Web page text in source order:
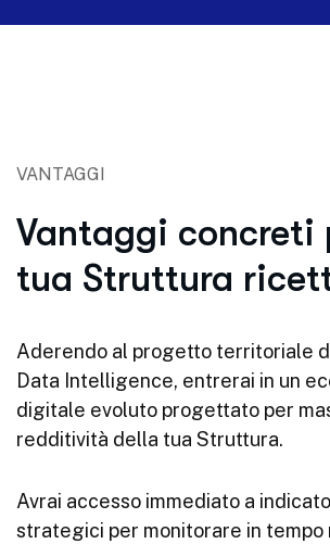
VANTAGGI
Vantaggi concreti
tua Struttura
Aderendo al progetto territoriale
Data Intelligence, entrerai in un
digitale evoluto progettato per
redditività della tua Struttura.
Avrai accesso immediato a
strategici per monitorare in tempo